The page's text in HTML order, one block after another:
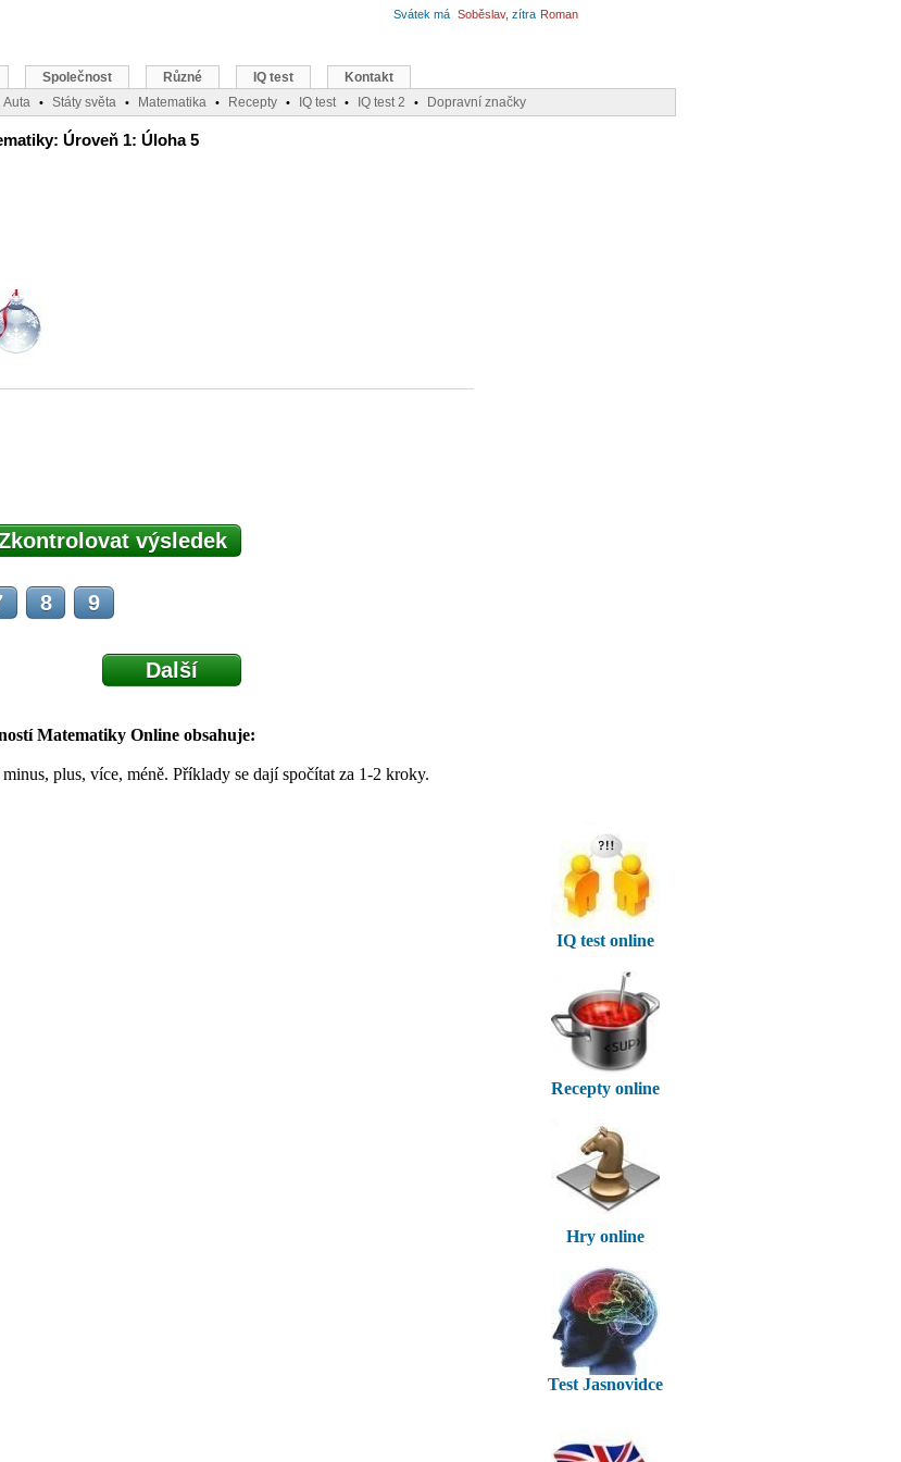
Úroveň 1: Úloha 5
výsledek
8 9
Další
Matematiky Online obsahuje:
plus, více, méně. Příklady se dají spočítat za 1-2 kroky.
IQ test online
Recepty online
Hry online
Test Jasnovidce
Svátek má Soběslav, zítra Roman
Společnost Různé IQ test
Kontakt
Auta • Státy světa • Matematika • Recepty • IQ test • IQ test 2 • Dopravní značky